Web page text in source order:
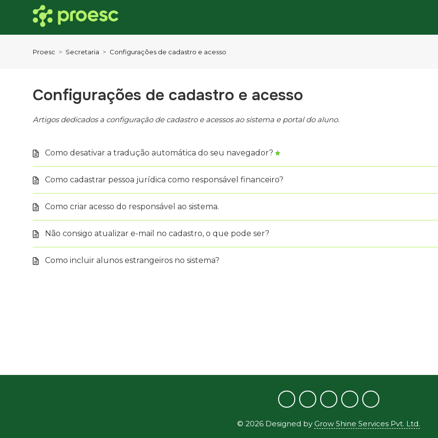
Proesc Secretaria Configurações de cadastro e acesso
Configurações de cadastro e acesso
Artigos dedicados a configuração de cadastro e acessos ao sistema e portal do aluno.
Como desativar a tradução automática do seu navegador?
Como cadastrar pessoa jurídica como responsável financeiro?
Como criar acesso do responsável ao sistema.
Não consigo atualizar e-mail no cadastro, o que pode ser?
Como incluir alunos estrangeiros no sistema?
© 2026 Designed by Grow Shine Services Pvt. Ltd.